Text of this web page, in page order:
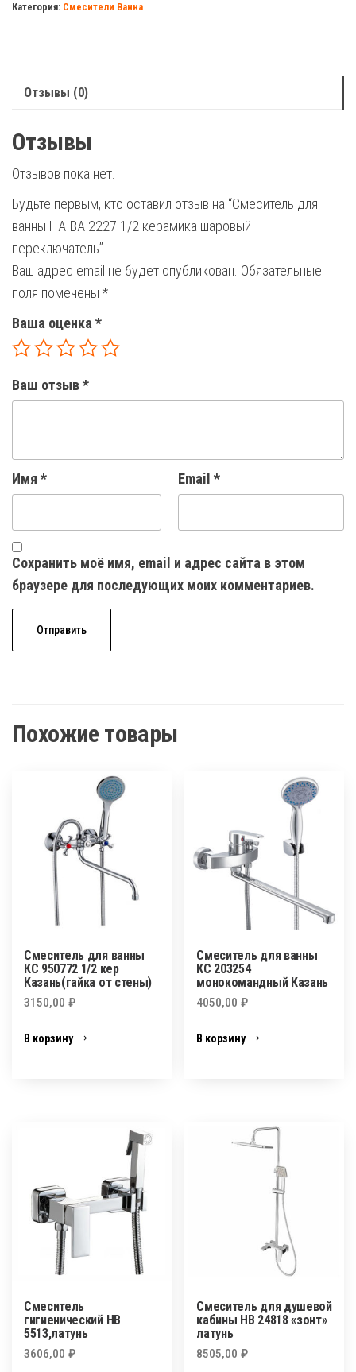
ванны
керамика
переключатель
Категория: Смесители Ванна
Отзывы (0)
Отзывы
Отзывов пока нет.
Будьте первым, кто оставил отзыв на “Смеситель для
ванны HAIBA 2227 1/2 керамика шаровый
переключатель”
Ваш адрес email не будет опубликован. Обязательные
поля помечены *
Ваша оценка *
Ваш отзыв*
Имя * Email *
Сохранить моё имя, email и адрес сайта в этом
браузере для последующих моих комментариев.
Похожие товары
Смеситель для ванны
КС 950772 1/2 кер
Казань(гайка от стены)
3150,00 ₽
В корзину
Смеситель для ванны
КС 203254
монокомандный Казань
4050,00₽
В корзину
Смеситель
гигиенический HB
5513,латунь
3606,00 ₽
Смеситель для душевой
кабины HB 24818 «зонт»
латунь
8505,00₽